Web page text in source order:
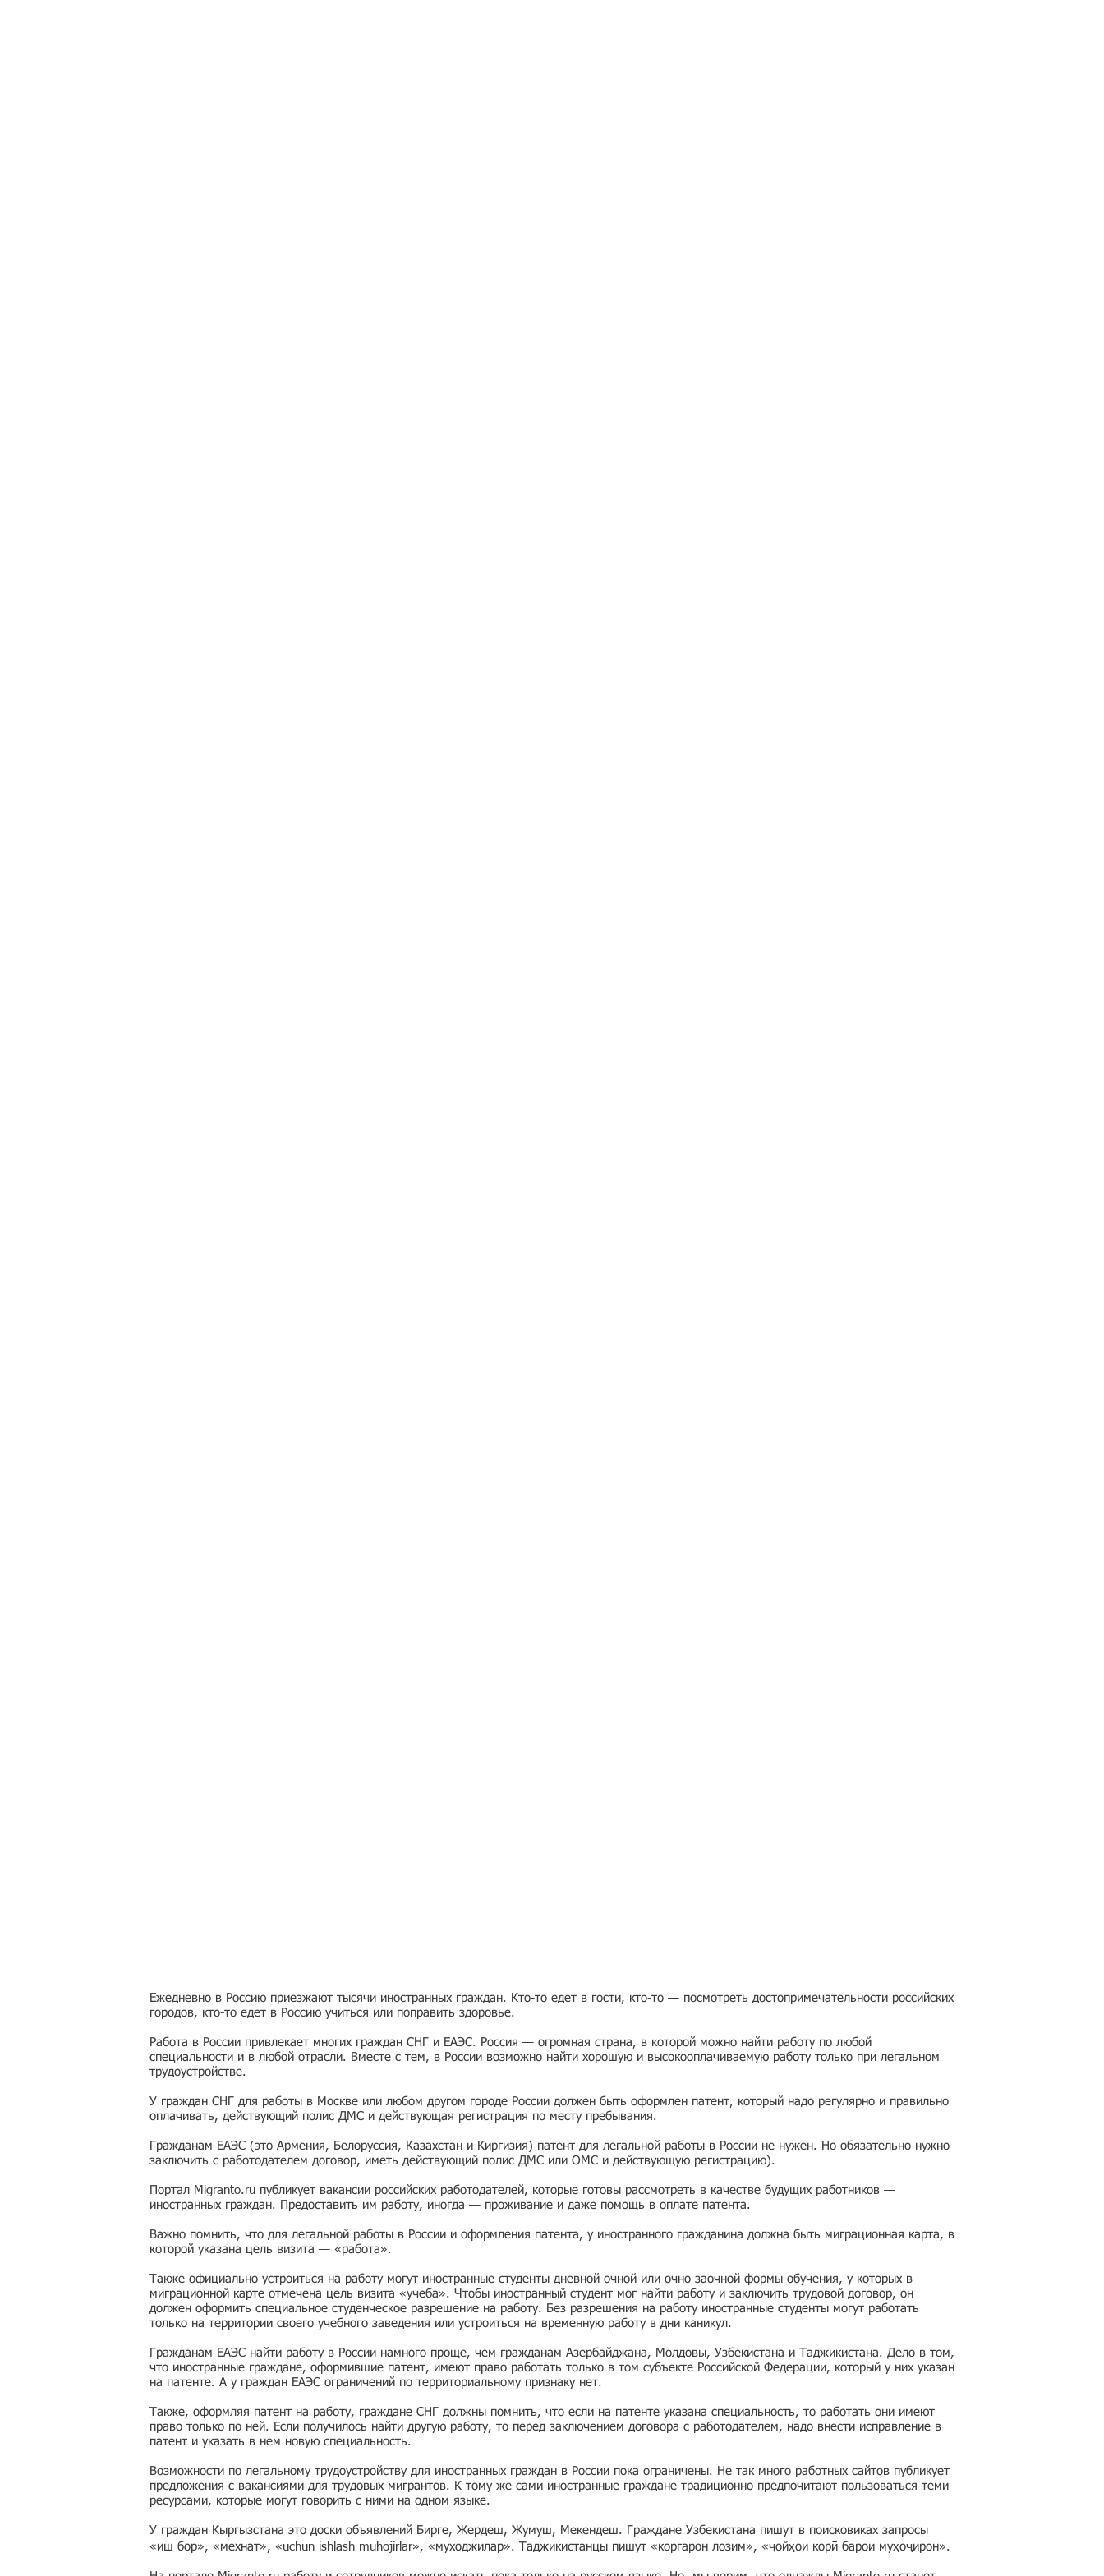
Ежедневно в Россию приезжают тысячи иностранных граждан. Кто-то едет в гости, кто-то — посмотреть достопримечательности российских
городов, кто-то едет в Россию учиться или поправить здоровье.
Работа в России привлекает многих граждан СНГ и ЕАЭС. Россия — огромная страна, в которой можно найти работу по любой
специальности и в любой отрасли. Вместе с тем, в России возможно найти хорошую и высокооплачиваемую работу только при легальном
трудоустройстве.
У граждан СНГ для работы в Москве или любом другом городе России должен быть оформлен патент, который надо регулярно и правильно
оплачивать, действующий полис ДМС и действующая регистрация по месту пребывания.
Гражданам ЕАЭС (это Армения, Белоруссия, Казахстан и Киргизия) патент для легальной работы в России не нужен. Но обязательно нужно
заключить с работодателем договор, иметь действующий полис ДМС или ОМС и действующую регистрацию).
Портал Migranto.ru публикует вакансии российских работодателей, которые готовы рассмотреть в качестве будущих работников —
иностранных граждан. Предоставить им работу, иногда — проживание и даже помощь в оплате патента.
Важно помнить, что для легальной работы в России и оформления патента, у иностранного гражданина должна быть миграционная карта, в
которой указана цель визита — «работа».
Также официально устроиться на работу могут иностранные студенты дневной очной или очно-заочной формы обучения, у которых в
миграционной карте отмечена цель визита «учеба». Чтобы иностранный студент мог найти работу и заключить трудовой договор, он
должен оформить специальное студенческое разрешение на работу. Без разрешения на работу иностранные студенты могут работать
только на территории своего учебного заведения или устроиться на временную работу в дни каникул.
Гражданам ЕАЭС найти работу в России намного проще, чем гражданам Азербайджана, Молдовы, Узбекистана и Таджикистана. Дело в том,
что иностранные граждане, оформившие патент, имеют право работать только в том субъекте Российской Федерации, который у них указан
на патенте. А у граждан ЕАЭС ограничений по территориальному признаку нет.
Также, оформляя патент на работу, граждане СНГ должны помнить, что если на патенте указана специальность, то работать они имеют
право только по ней. Если получилось найти другую работу, то перед заключением договора с работодателем, надо внести исправление в
патент и указать в нем новую специальность.
Возможности по легальному трудоустройству для иностранных граждан в России пока ограничены. Не так много работных сайтов публикует
предложения с вакансиями для трудовых мигрантов. К тому же сами иностранные граждане традиционно предпочитают пользоваться теми
ресурсами, которые могут говорить с ними на одном языке.
У граждан Кыргызстана это доски объявлений Бирге, Жердеш, Жумуш, Мекендеш. Граждане Узбекистана пишут в поисковиках запросы
«иш бор», «мехнат», «uchun ishlash muhojirlar», «муходжилар». Таджикистанцы пишут «коргарон лозим», «ҷойҳои корӣ барои муҳоҷирон».